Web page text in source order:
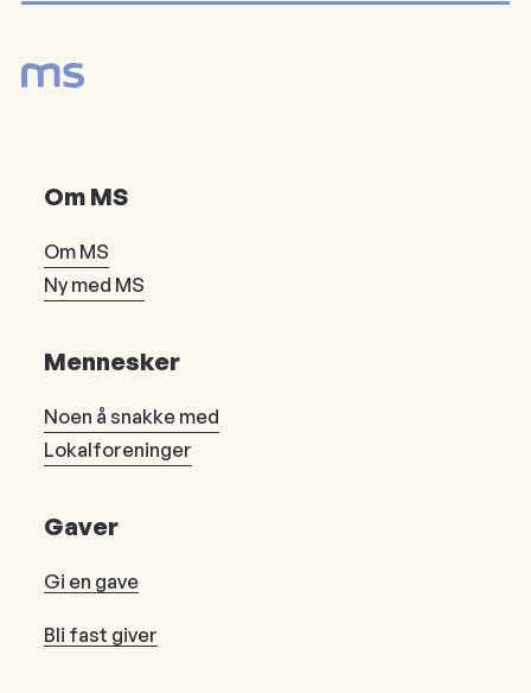
Om MS
Om MS
Ny med MS
Mennesker
Noen å snakke med
Lokalforeninger
Gaver
Gi en gave
Bli fast giver